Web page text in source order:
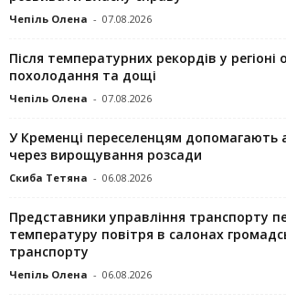
Чепіль Олена - 07.08.2026
Після температурних рекордів у регіоні
похолодання та дощі
Чепіль Олена - 07.08.2026
У Кременці переселенцям допомагають
через вирощування розсади
Скиба Тетяна - 06.08.2026
Представники управління транспорту
температуру повітря в салонах
транспорту
Чепіль Олена - 06.08.2026